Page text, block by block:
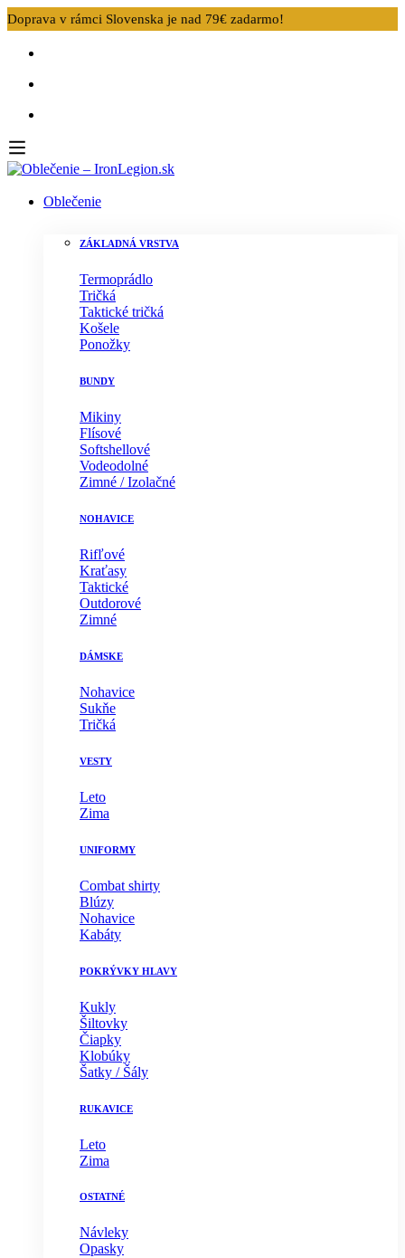
Doprava v rámci Slovenska je nad 79€ zadarmo!
Oblečenie
ZÁKLADNÁ VRSTVA
Termoprádlo
Tričká
Taktické tričká
Košele
Ponožky
BUNDY
Mikiny
Flísové
Softshellové
Vodeodolné
Zimné / Izolačné
NOHAVICE
Rifľové
Kraťasy
Taktické
Outdorové
Zimné
DÁMSKE
Nohavice
Sukňe
Tričká
VESTY
Leto
Zima
UNIFORMY
Combat shirty
Blúzy
Nohavice
Kabáty
POKRÝVKY HLAVY
Kukly
Šiltovky
Čiapky
Klobúky
Šatky / Šály
RUKAVICE
Leto
Zima
OSTATNÉ
Návleky
Opasky